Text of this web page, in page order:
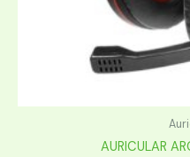
AURICULAR